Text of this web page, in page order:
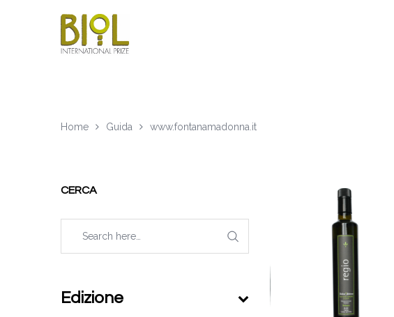
Home Guida www.fontanamadonna.it
CERCA
Edizione